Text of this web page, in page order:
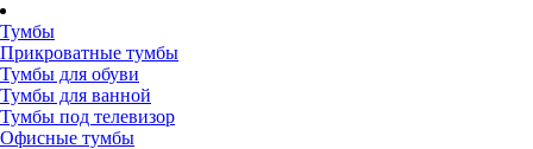
Тумбы
Прикроватные тумбы
Тумбы для обуви
Тумбы для ванной
Тумбы под телевизор
Офисные тумбы